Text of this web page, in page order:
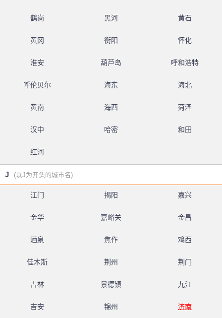
鹤岗 黑河 黄石
黄冈 衡阳 怀化
淮安 葫芦岛 呼和浩特
呼伦贝尔 海东 海北
黄南 海西 菏泽
汉中 哈密 和田
红河
J (以J为开头的城市名)
江门 揭阳 嘉兴
金华 嘉峪关 金昌
酒泉 焦作 鸡西
佳木斯 荆州 荆门
吉林 景德镇 九江
吉安 锦州 济南